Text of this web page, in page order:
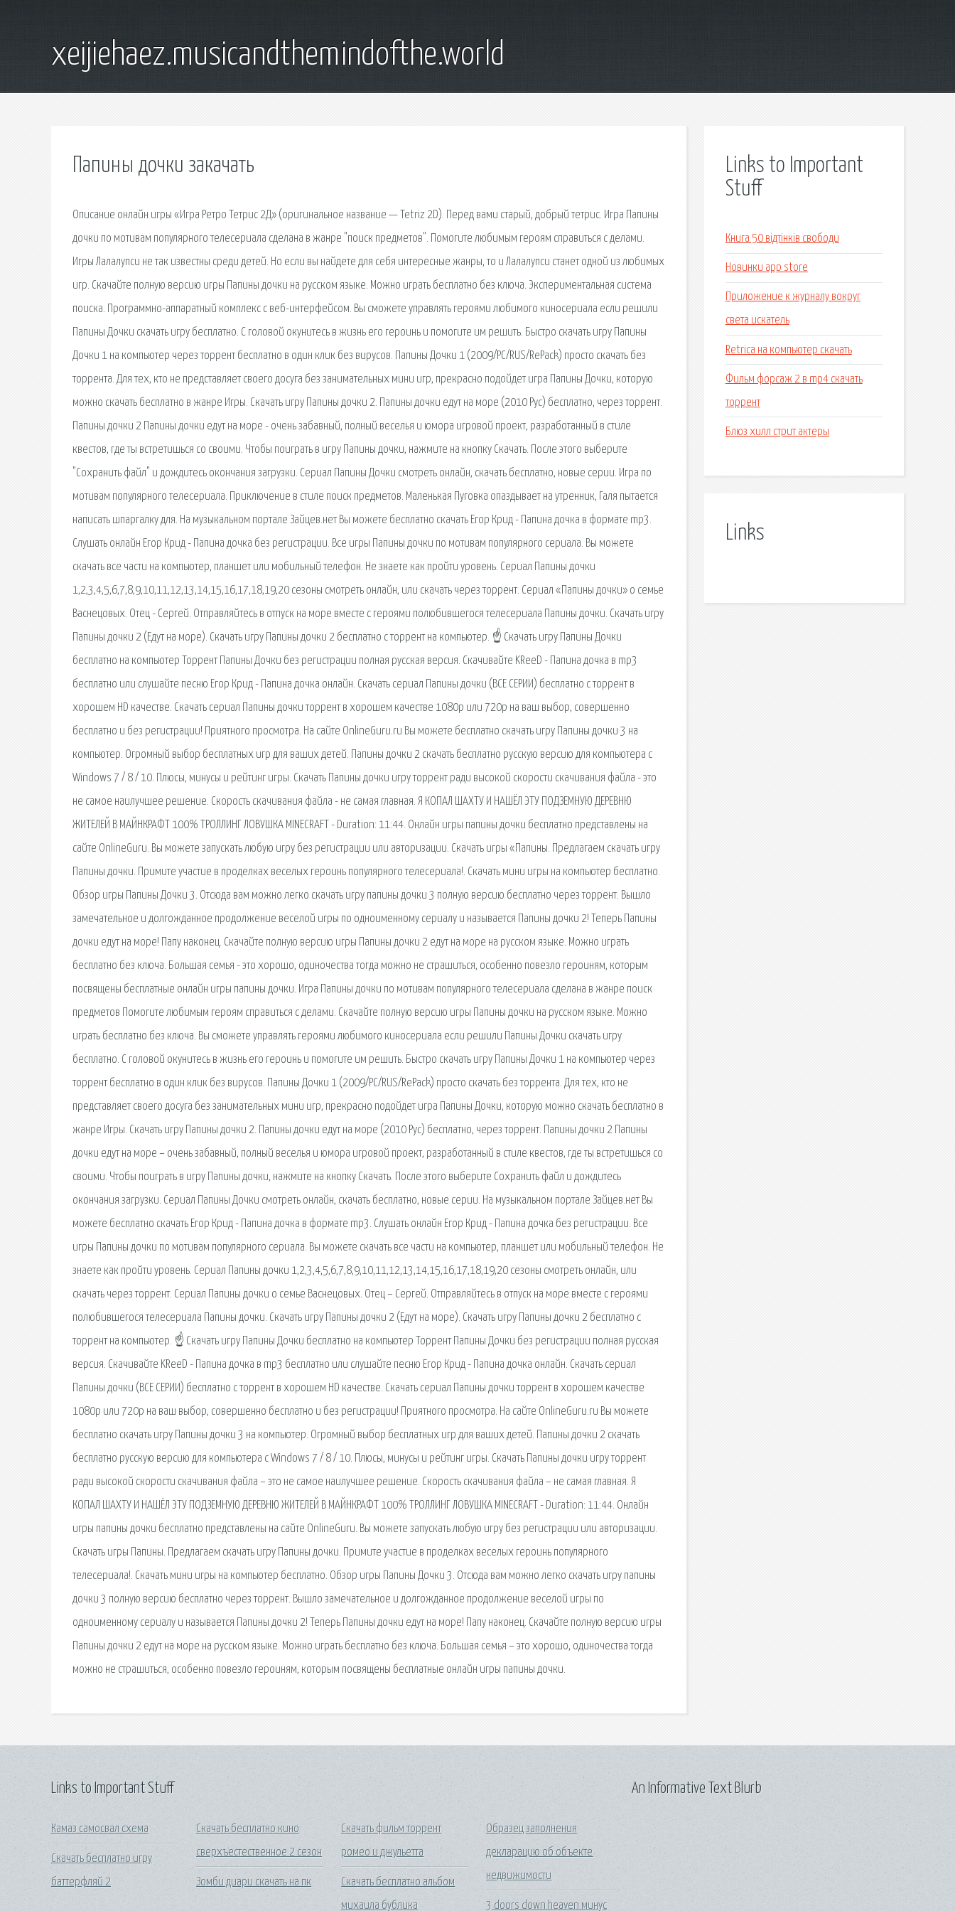
xeijiehaez.musicandthemindofthe.world
Папины дочки закачать
Описание онлайн игры «Игра Ретро Тетрис 2Д» (оригинальное название — Tetriz 2D). Перед вами старый, добрый тетрис. Игра Папины
дочки по мотивам популярного телесериала сделана в жанре "поиск предметов". Помогите любимым героям справиться с делами.
Игры Лалалупси не так известны среди детей. Но если вы найдете для себя интересные жанры, то и Лалалупси станет одной из любимых
игр. Скачайте полную версию игры Папины дочки на русском языке. Можно играть бесплатно без ключа. Экспериментальная система
поиска. Программно-аппаратный комплекс с веб-интерфейсом. Вы сможете управлять героями любимого киносериала если решили
Папины Дочки скачать игру бесплатно. С головой окунитесь в жизнь его героинь и помогите им решить. Быстро скачать игру Папины
Дочки 1 на компьютер через торрент бесплатно в один клик без вирусов. Папины Дочки 1 (2009/PC/RUS/RePack) просто скачать без
торрента. Для тех, кто не представляет своего досуга без занимательных мини игр, прекрасно подойдет игра Папины Дочки, которую
можно скачать бесплатно в жанре Игры. Скачать игру Папины дочки 2. Папины дочки едут на море (2010 Рус) бесплатно, через торрент.
Папины дочки 2 Папины дочки едут на море - очень забавный, полный веселья и юмора игровой проект, разработанный в стиле
квестов, где ты встретишься со своими. Чтобы поиграть в игру Папины дочки, нажмите на кнопку Скачать. После этого выберите
"Сохранить файл" и дождитесь окончания загрузки. Сериал Папины Дочки смотреть онлайн, скачать бесплатно, новые серии. Игра по
мотивам популярного телесериала. Приключение в стиле поиск предметов. Маленькая Пуговка опаздывает на утренник, Галя пытается
написать шпаргалку для. На музыкальном портале Зайцев.нет Вы можете бесплатно скачать Егор Крид - Папина дочка в формате mp3.
Слушать онлайн Егор Крид - Папина дочка без регистрации. Все игры Папины дочки по мотивам популярного сериала. Вы можете
скачать все части на компьютер, планшет или мобильный телефон. Не знаете как пройти уровень. Сериал Папины дочки
1,2,3,4,5,6,7,8,9,10,11,12,13,14,15,16,17,18,19,20 сезоны смотреть онлайн, или скачать через торрент. Сериал «Папины дочки» о семье
Васнецовых. Отец - Сергей. Отправляйтесь в отпуск на море вместе с героями полюбившегося телесериала Папины дочки. Скачать игру
Папины дочки 2 (Едут на море). Скачать игру Папины дочки 2 бесплатно c торрент на компьютер. ☝ Скачать игру Папины Дочки
бесплатно на компьютер Торрент Папины Дочки без регистрации полная русская версия. Скачивайте KReeD - Папина дочка в mp3
бесплатно или слушайте песню Егор Крид - Папина дочка онлайн. Скачать сериал Папины дочки (ВСЕ СЕРИИ) бесплатно c торрент в
хорошем HD качестве. Скачать сериал Папины дочки торрент в хорошем качестве 1080p или 720p на ваш выбор, совершенно
бесплатно и без регистрации! Приятного просмотра. На сайте OnlineGuru.ru Вы можете бесплатно скачать игру Папины дочки 3 на
компьютер. Огромный выбор бесплатных игр для ваших детей. Папины дочки 2 скачать бесплатно русскую версию для компьютера с
Windows 7 / 8 / 10. Плюсы, минусы и рейтинг игры. Скачать Папины дочки игру торрент ради высокой скорости скачивания файла - это
не самое наилучшее решение. Скорость скачивания файла - не самая главная. Я КОПАЛ ШАХТУ И НАШЁЛ ЭТУ ПОДЗЕМНУЮ ДЕРЕВНЮ
ЖИТЕЛЕЙ В МАЙНКРАФТ 100% ТРОЛЛИНГ ЛОВУШКА MINECRAFT - Duration: 11:44. Онлайн игры папины дочки бесплатно представлены на
сайте OnlineGuru. Вы можете запускать любую игру без регистрации или авторизации. Скачать игры «Папины. Предлагаем скачать игру
Папины дочки. Примите участие в проделках веселых героинь популярного телесериала!. Скачать мини игры на компьютер бесплатно.
Обзор игры Папины Дочки 3. Отсюда вам можно легко скачать игру папины дочки 3 полную версию бесплатно через торрент. Вышло
замечательное и долгожданное продолжение веселой игры по одноименному сериалу и называется Папины дочки 2! Теперь Папины
дочки едут на море! Папу наконец. Скачайте полную версию игры Папины дочки 2 едут на море на русском языке. Можно играть
бесплатно без ключа. Большая семья - это хорошо, одиночества тогда можно не страшиться, особенно повезло героиням, которым
посвящены бесплатные онлайн игры папины дочки. Игра Папины дочки по мотивам популярного телесериала сделана в жанре поиск
предметов Помогите любимым героям справиться с делами. Скачайте полную версию игры Папины дочки на русском языке. Можно
играть бесплатно без ключа. Вы сможете управлять героями любимого киносериала если решили Папины Дочки скачать игру
бесплатно. С головой окунитесь в жизнь его героинь и помогите им решить. Быстро скачать игру Папины Дочки 1 на компьютер через
торрент бесплатно в один клик без вирусов. Папины Дочки 1 (2009/PC/RUS/RePack) просто скачать без торрента. Для тех, кто не
представляет своего досуга без занимательных мини игр, прекрасно подойдет игра Папины Дочки, которую можно скачать бесплатно в
жанре Игры. Скачать игру Папины дочки 2. Папины дочки едут на море (2010 Рус) бесплатно, через торрент. Папины дочки 2 Папины
дочки едут на море – очень забавный, полный веселья и юмора игровой проект, разработанный в стиле квестов, где ты встретишься со
своими. Чтобы поиграть в игру Папины дочки, нажмите на кнопку Скачать. После этого выберите Сохранить файл и дождитесь
окончания загрузки. Сериал Папины Дочки смотреть онлайн, скачать бесплатно, новые серии. На музыкальном портале Зайцев.нет Вы
можете бесплатно скачать Егор Крид - Папина дочка в формате mp3. Слушать онлайн Егор Крид - Папина дочка без регистрации. Все
игры Папины дочки по мотивам популярного сериала. Вы можете скачать все части на компьютер, планшет или мобильный телефон. Не
знаете как пройти уровень. Сериал Папины дочки 1,2,3,4,5,6,7,8,9,10,11,12,13,14,15,16,17,18,19,20 сезоны смотреть онлайн, или
скачать через торрент. Сериал Папины дочки о семье Васнецовых. Отец – Сергей. Отправляйтесь в отпуск на море вместе с героями
полюбившегося телесериала Папины дочки. Скачать игру Папины дочки 2 (Едут на море). Скачать игру Папины дочки 2 бесплатно c
торрент на компьютер. ☝ Скачать игру Папины Дочки бесплатно на компьютер Торрент Папины Дочки без регистрации полная русская
версия. Скачивайте KReeD - Папина дочка в mp3 бесплатно или слушайте песню Егор Крид - Папина дочка онлайн. Скачать сериал
Папины дочки (ВСЕ СЕРИИ) бесплатно c торрент в хорошем HD качестве. Скачать сериал Папины дочки торрент в хорошем качестве
1080p или 720p на ваш выбор, совершенно бесплатно и без регистрации! Приятного просмотра. На сайте OnlineGuru.ru Вы можете
бесплатно скачать игру Папины дочки 3 на компьютер. Огромный выбор бесплатных игр для ваших детей. Папины дочки 2 скачать
бесплатно русскую версию для компьютера с Windows 7 / 8 / 10. Плюсы, минусы и рейтинг игры. Скачать Папины дочки игру торрент
ради высокой скорости скачивания файла – это не самое наилучшее решение. Скорость скачивания файла – не самая главная. Я
КОПАЛ ШАХТУ И НАШЁЛ ЭТУ ПОДЗЕМНУЮ ДЕРЕВНЮ ЖИТЕЛЕЙ В МАЙНКРАФТ 100% ТРОЛЛИНГ ЛОВУШКА MINECRAFT - Duration: 11:44. Онлайн
игры папины дочки бесплатно представлены на сайте OnlineGuru. Вы можете запускать любую игру без регистрации или авторизации.
Скачать игры Папины. Предлагаем скачать игру Папины дочки. Примите участие в проделках веселых героинь популярного
телесериала!. Скачать мини игры на компьютер бесплатно. Обзор игры Папины Дочки 3. Отсюда вам можно легко скачать игру папины
дочки 3 полную версию бесплатно через торрент. Вышло замечательное и долгожданное продолжение веселой игры по
одноименному сериалу и называется Папины дочки 2! Теперь Папины дочки едут на море! Папу наконец. Скачайте полную версию игры
Папины дочки 2 едут на море на русском языке. Можно играть бесплатно без ключа. Большая семья – это хорошо, одиночества тогда
можно не страшиться, особенно повезло героиням, которым посвящены бесплатные онлайн игры папины дочки.
Links to Important
Stuff
Книга 50 відтінків свободи
Новинки app store
Приложение к журналу вокруг
света искатель
Retrica на компьютер скачать
Фильм форсаж 2 в mp4 скачать
торрент
Блюз хилл стрит актеры
Links
Links to Important Stuff
Камаз самосвал схема
Скачать бесплатно игру
баттерфляй 2
Скачать бесплатно кино
сверхъестественное 2 сезон
Зомби диари скачать на пк
Скачать фильм торрент
ромео и джульетта
Скачать бесплатно альбом
михаила бублика
Образец заполнения
декларацию об объекте
недвижимости
3 doors down heaven минус
An Informative Text Blurb